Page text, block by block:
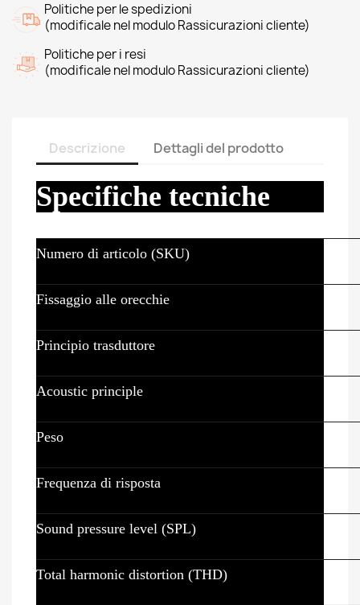
Politiche per le spedizioni
(modificale nel modulo Rassicurazioni cliente)
Politiche per i resi
(modificale nel modulo Rassicurazioni cliente)
Descrizione Dettagli del prodotto
Specifiche tecniche
Numero di articolo (SKU)
Fissaggio alle orecchie
Principio trasduttore
Acoustic principle
Peso
Frequenza di risposta
Sound pressure level (SPL)
Total harmonic distortion (THD)